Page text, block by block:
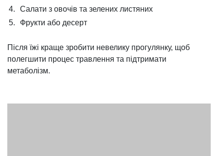
4.
Салати з овочів та зелених листяних
5.
Фрукти або десерт
Після їжі краще зробити невелику прогулянку, щоб
полегшити процес травлення та підтримати
метаболізм.